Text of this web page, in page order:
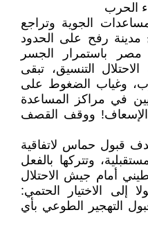
الحرب
الجوية وتراجع
مدينة رفح على الحدود
مصر باستمرار الجسر
التنسيق، تبقى
وغياب الضغوط على
في مراكز المساعدة
الإسعاف! ووقف القصف
قبول حماس لاتفاقية
وتتركها بالفعل
أمام جيش الاحتلال
إلى الاختيار الحتمي:
التهجير الطوعي بأي